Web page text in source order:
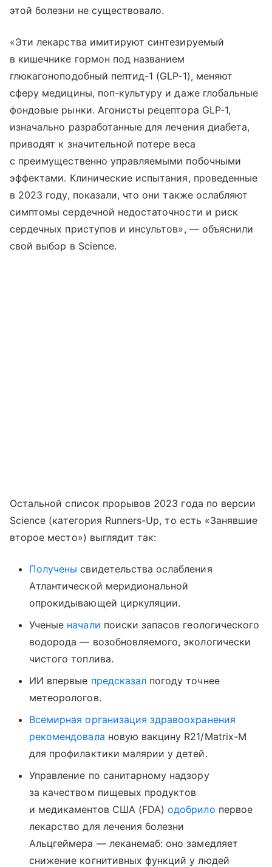
этой болезни не существовало.
«Эти лекарства имитируют синтезируемый
в кишечнике гормон под названием
глюкагоноподобный пептид-1 (GLP-1), меняют
сферу медицины, поп-культуру и даже глобальные
фондовые рынки. Агонисты рецептора GLP-1,
изначально разработанные для лечения диабета,
приводят к значительной потере веса
с преимущественно управляемыми побочными
эффектами. Клинические испытания, проведенные
в 2023 году, показали, что они также ослабляют
симптомы сердечной недостаточности и риск
сердечных приступов и инсультов», — объяснили
свой выбор в Science.
Остальной список прорывов 2023 года по версии
Science (категория Runners-Up, то есть «Занявшие
второе место») выглядит так:
Получены свидетельства ослабления
Атлантической меридиональной
опрокидывающей циркуляции.
Ученые начали поиски запасов геологического
водорода — возобновляемого, экологически
чистого топлива.
ИИ впервые предсказал погоду точнее
метеорологов.
Всемирная организация здравоохранения
рекомендовала новую вакцину R21/Matrix-M
для профилактики малярии у детей.
Управление по санитарному надзору
за качеством пищевых продуктов
и медикаментов США (FDA)одобрило первое
лекарство для лечения болезни
Альцгеймера — леканемаб: оно замедляет
снижение когнитивных функций у людей